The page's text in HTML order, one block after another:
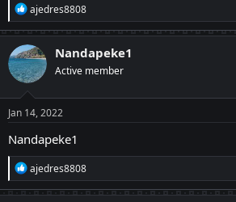
R
e
a
c
t
i
o
n
s
:
ajedres8808
Nandapeke1
Active member
Jan 14, 2022
Nandapeke1
R
e
a
ajedres8808